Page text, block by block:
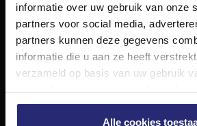
informatie over uw gebruik van onze
partners voor social media,
partners kunnen deze gegevens
informatie die u aan ze heeft
verzameld op basis van uw gebruik
gaat akkoord met onze cookies als u
gebruiken.
Alle cookies
Volg ons op
Diensten